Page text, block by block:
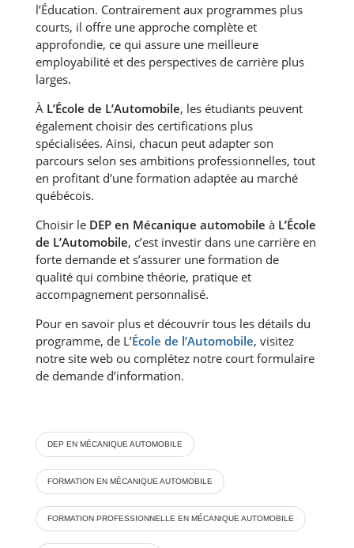
l’Éducation. Contrairement aux programmes plus
courts, il offre une approche complète et
approfondie, ce qui assure une meilleure
employabilité et des perspectives de carrière plus
larges.
À L’École de L’Automobile, les étudiants peuvent
également choisir des certifications plus
spécialisées. Ainsi, chacun peut adapter son
parcours selon ses ambitions professionnelles, tout
en profitant d’une formation adaptée au marché
québécois.
Choisir le DEP en Mécanique automobile à L’École
de L’Automobile, c’est investir dans une carrière en
forte demande et s’assurer une formation de
qualité qui combine théorie, pratique et
accompagnement personnalisé.
Pour en savoir plus et découvrir tous les détails du
programme, de L’École de l’Automobile, visitez
notre site web ou complétez notre court formulaire
de demande d’information.
DEP EN MÉCANIQUE AUTOMOBILE
FORMATION EN MÉCANIQUE AUTOMOBILE
FORMATION PROFESSIONNELLE EN MÉCANIQUE AUTOMOBILE